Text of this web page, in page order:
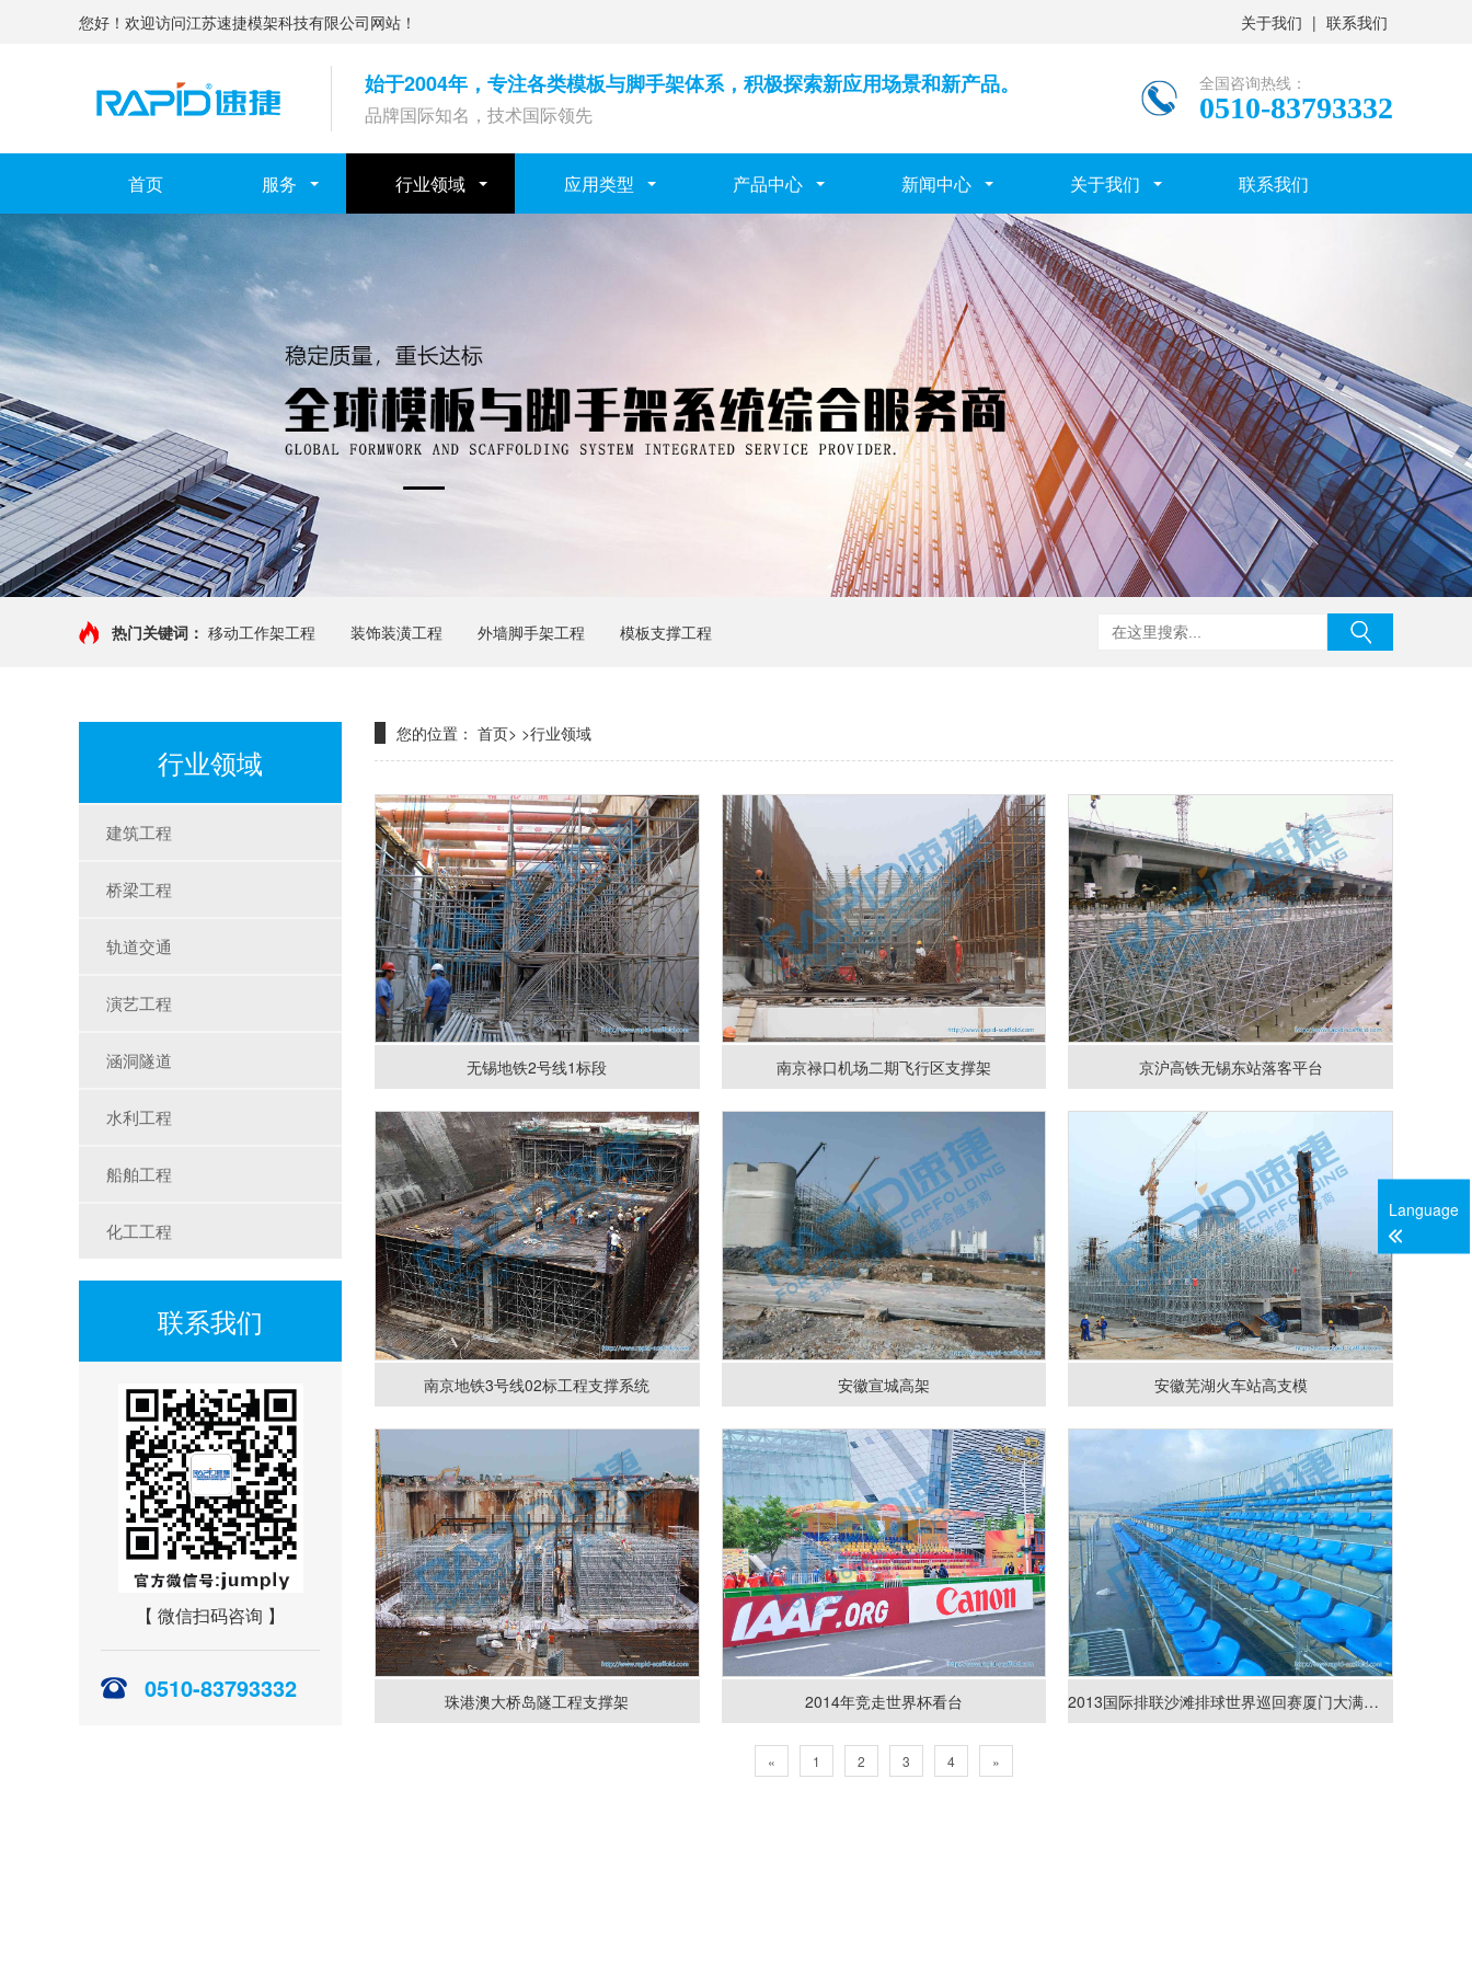
您好！欢迎访问江苏速捷模架科技有限公司网站！ 关于我们 | 联系我们
始于2004年，专注各类模板与脚手架体系，积极探索新应用场景和新产品。
品牌国际知名，技术国际领先
全国咨询热线：
0510-83793332
首页 服务 行业领域 应用类型 产品中心 新闻中心 关于我们 联系我们
热门关键词： 移动工作架工程 装饰装潢工程 外墙脚手架工程 模板支撑工程
行业领域
建筑工程
桥梁工程
轨道交通
演艺工程
涵洞隧道
水利工程
船舶工程
化工工程
联系我们
【 微信扫码咨询 】
0510-83793332
您的位置： 首页> >行业领域
无锡地铁2号线1标段 南京禄口机场二期飞行区支撑架 京沪高铁无锡东站落客平台
南京地铁3号线02标工程支撑系统 安徽宣城高架 安徽芜湖火车站高支模
珠港澳大桥岛隧工程支撑架 2014年竞走世界杯看台 2013国际排联沙滩排球世界巡回赛厦门大满贯赛看台
« 1 2 3 4 »
Language